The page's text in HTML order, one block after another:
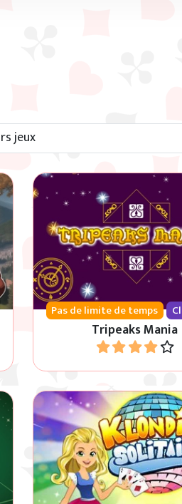
Pas de limite de temps
Tripeaks Mania
Remake classique :
les cartes du
Jouer
Le jeu de cartes Solitaire
classique.